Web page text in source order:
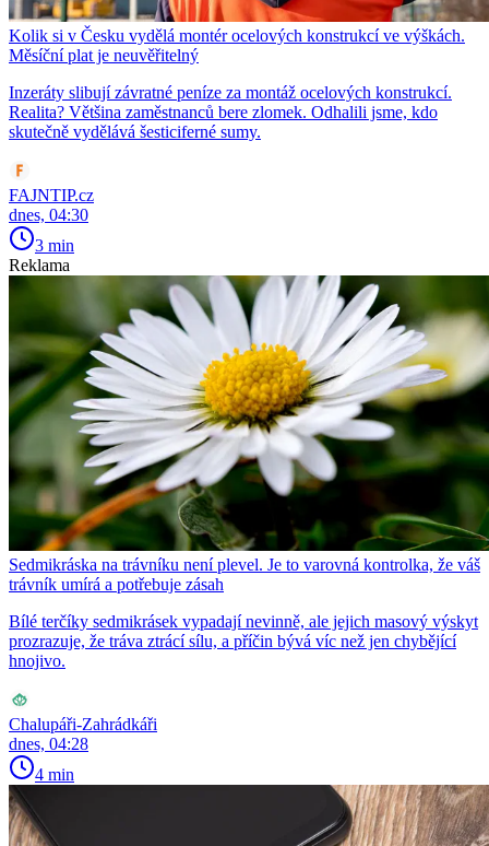
Kolik si v Česku vydělá montér ocelových konstrukcí ve výškách.
Měsíční plat je neuvěřitelný
Inzeráty slibují závratné peníze za montáž ocelových konstrukcí.
Realita? Většina zaměstnanců bere zlomek. Odhalili jsme, kdo
skutečně vydělává šesticiferné sumy.
FAJNTIP.cz
dnes, 04:30
3 min
Reklama
Sedmikráska na trávníku není plevel. Je to varovná kontrolka, že váš
trávník umírá a potřebuje zásah
Bílé terčíky sedmikrásek vypadají nevinně, ale jejich masový výskyt
prozrazuje, že tráva ztrácí sílu, a příčin bývá víc než jen chybějící
hnojivo.
Chalupáři-Zahrádkáři
dnes, 04:28
4 min